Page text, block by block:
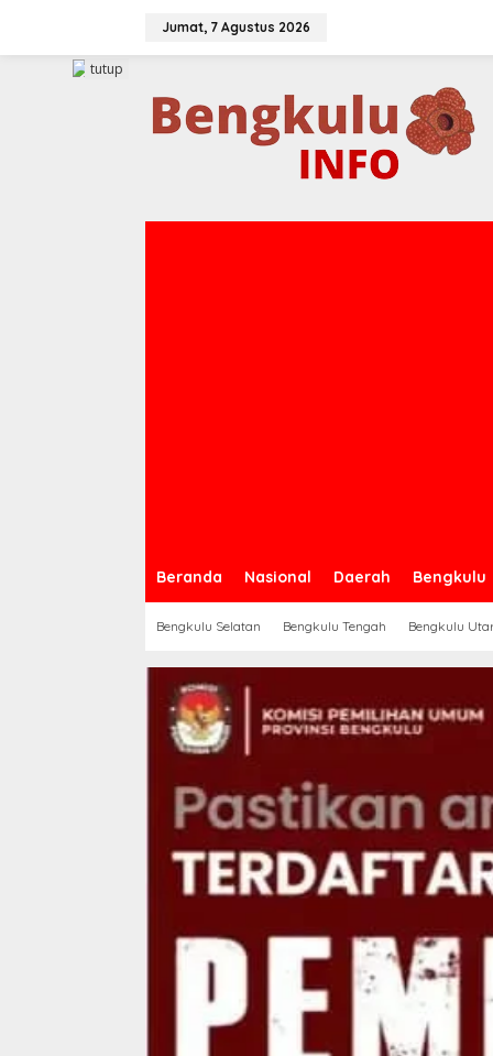
Jumat, 7 Agustus 2026
Beranda Nasional Daerah Bengkulu
Bengkulu Selatan Bengkulu Tengah Bengkulu
tutup